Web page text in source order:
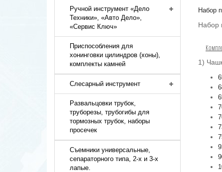
Ручной инструмент «Дело
Техники», «Авто Дело»,
«Сервис Ключ»
Приспособления для
хонинговки цилиндров (хоны),
комплекты камней
Слесарный инструмент
Развальцовки трубок,
труборезы, трубогибы для
тормозных трубок, наборы
просечек
Съемники универсальные,
сепараторного типа, 2-х и 3-х
лапые.
Набор
Набор
1)